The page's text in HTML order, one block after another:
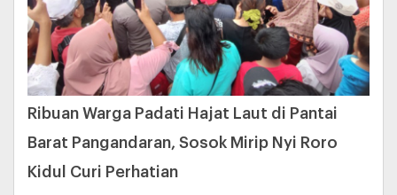
Ribuan Warga Padati Hajat Laut di Pantai
Barat Pangandaran, Sosok Mirip Nyi Roro
Kidul Curi Perhatian